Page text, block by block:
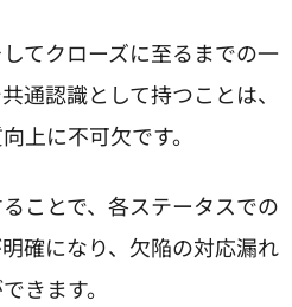
てクローズに至るまでの一
通認識として持つことは、
上に不可欠です。
ことで、各ステータスでの
確になり、欠陥の対応漏れ
きます。